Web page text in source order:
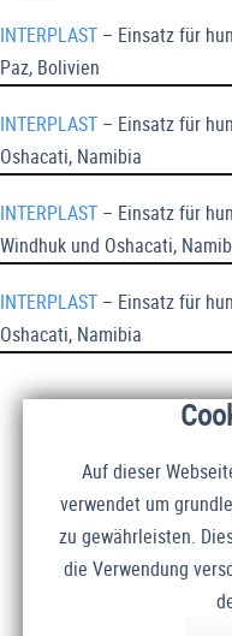
INTERPLAST – Einsatz für
Paz, Bolivien
INTERPLAST – Einsatz für
Oshacati, Namibia
INTERPLAST – Einsatz für
Windhuk und Oshacati,
INTERPLAST – Einsatz für
Oshacati, Namibia
Auf dieser
verwendet um
zu gewährleisten.
die Verwendung